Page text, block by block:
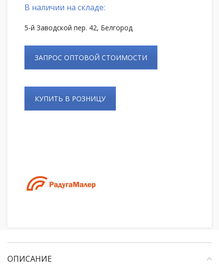
В наличии на складе:
5-й Заводской пер. 42, Белгород
ЗАПРОС ОПТОВОЙ СТОИМОСТИ
КУПИТЬ В РОЗНИЦУ
ОПИСАНИЕ